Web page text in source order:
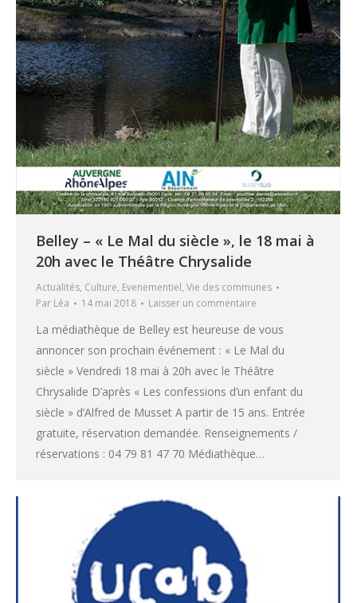
Belley – « Le Mal du siècle », le 18 mai à
20h avec le Théâtre Chrysalide
Actualités, Culture, Evenementiel, Vie des communes
Par Léa 14 mai 2018 Laisser un commentaire
La médiathèque de Belley est heureuse de vous
annoncer son prochain événement : « Le Mal du
siècle » Vendredi 18 mai à 20h avec le Théâtre
Chrysalide D’après « Les confessions d’un enfant du
siècle » d’Alfred de Musset A partir de 15 ans. Entrée
gratuite, réservation demandée. Renseignements /
réservations : 04 79 81 47 70 Médiathèque…